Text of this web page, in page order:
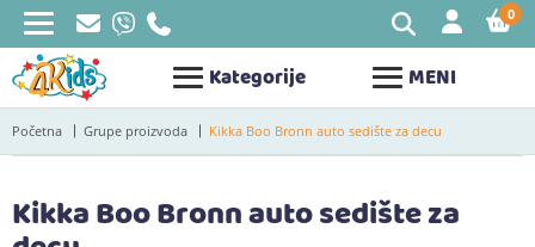
Kategorije MENI
0
Početna Grupe proizvoda Kikka Boo Bronn auto sedište za decu
Kikka Boo Bronn auto sedište za